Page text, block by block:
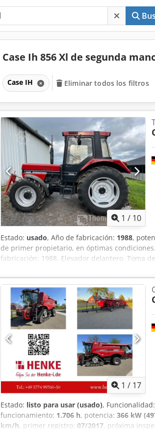
Case Ih 856 Xl de segunda
Case IH Eliminar todos los filtros
1 / 10
Estado: usado, Año de fabricación: 1988,
de primer propietario, en óptimas
fabricación: 1988. Elevador delantero. Toma
24.500,00 euros, sin IVA. Ubicación: null.
1 / 17
Estado: listo para usar (usado), Funcionalidad:
funcionamiento: 1.706 h, potencia: 366 kW
km/h, primer registro: 07/2017, próxima